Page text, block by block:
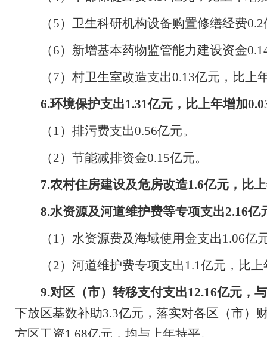
（5）卫生科研机构设备购置修缮经费0.2
（6）新增基本药物监管能力建设资金
（7）村卫生室改造支出0.13亿元，比上
6.环境保护支出1.31亿元，比上年增加
（ 1 ）排污费支出0.56亿元。
（2）节能减排资金0.15亿元。
7.农村住房建设及危房改造1.6亿元，比
8.水资源及河道维护费等专项支出2.16亿
（ 1 ）水资源费及海域使用金支出 1.06亿
（2）河道维护费专项支出 1.1亿元，比上
9.对区（市）转移支付支出12.16亿元，
下放区基数补助3.3亿元，落实对各区（市）
方区工资1.68亿元，均与上年持平。